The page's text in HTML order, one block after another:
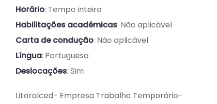
Horário: Tempo inteiro
Habilitações académicas: Não aplicável
Carta de condução: Não aplicável
Língua: Portuguesa
Deslocações: Sim
Litoralced- Empresa Trabalho Temporário-